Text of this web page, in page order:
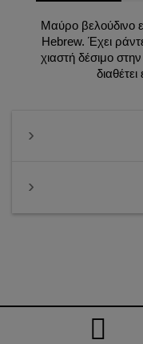
Μαύρο βελούδινο
Hebrew. Έχει
χιαστή δέσιμο